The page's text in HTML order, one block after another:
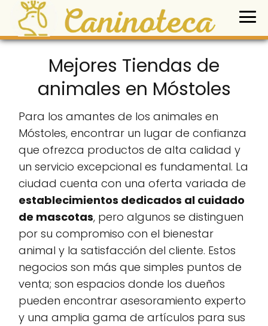
Mejores Tiendas de
animales en Móstoles
Para los amantes de los animales en
Móstoles, encontrar un lugar de confianza
que ofrezca productos de alta calidad y
un servicio excepcional es fundamental. La
ciudad cuenta con una oferta variada de
establecimientos dedicados al cuidado
de mascotas, pero algunos se distinguen
por su compromiso con el bienestar
animal y la satisfacción del cliente. Estos
negocios son más que simples puntos de
venta; son espacios donde los dueños
pueden encontrar asesoramiento experto
y una amplia gama de artículos para sus